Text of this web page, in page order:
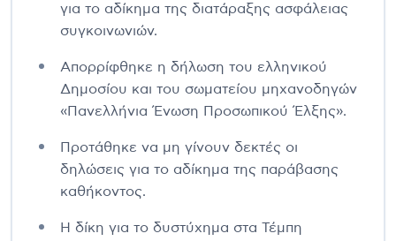
για το αδίκημα της διατάραξης ασφάλειας
συγκοινωνιών.
Απορρίφθηκε η δήλωση του ελληνικού
Δημοσίου και του σωματείου μηχανοδηγών
«Πανελλήνια Ένωση Προσωπικού Έλξης».
Προτάθηκε να μη γίνουν δεκτές οι
δηλώσεις για το αδίκημα της παράβασης
καθήκοντος.
Η δίκη για το δυστύχημα στα Τέμπη